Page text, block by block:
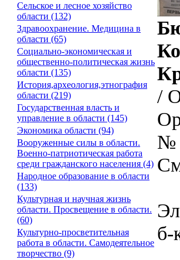
Сельское и лесное хозяйство
области (132)
Здравоохранение. Медицина в
области (65)
Социально-экономическая и
общественно-политическая жизнь
области (135)
История,археология,этнография
области (219)
Государственная власть и
управление в области (145)
Экономика области (94)
Вооруженные силы в области.
Военно-патриотическая работа
среди гражданского населения (4)
Народное образование в области
(133)
Культурная и научная жизнь
области. Просвещение в области.
(60)
Культурно-просветительная
работа в области. Самодеятельное
творчество (9)
/
№
б-